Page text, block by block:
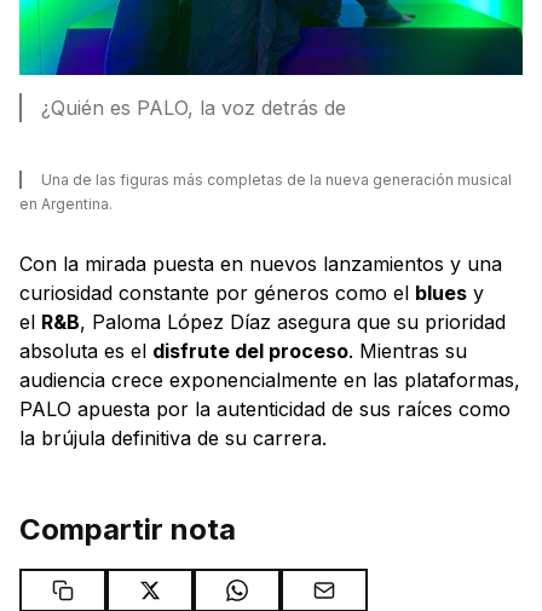
¿Quién es PALO, la voz detrás de
Una de las figuras más completas de la nueva generación musical
en Argentina.
Con la mirada puesta en nuevos lanzamientos y una
curiosidad constante por géneros como el blues y
el R&B, Paloma López Díaz asegura que su prioridad
absoluta es el disfrute del proceso. Mientras su
audiencia crece exponencialmente en las plataformas,
PALO apuesta por la autenticidad de sus raíces como
la brújula definitiva de su carrera.
Compartir nota